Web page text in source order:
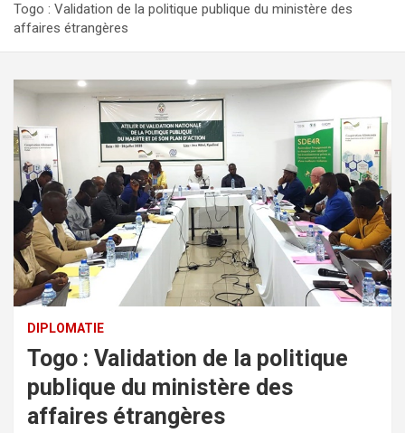
Togo : Validation de la politique publique du ministère des
affaires étrangères
DIPLOMATIE
Togo : Validation de la politique
publique du ministère des
affaires étrangères